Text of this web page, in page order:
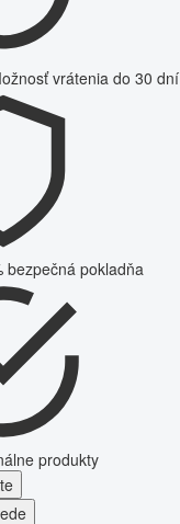
vrátenia do 30 dní
bezpečná pokladňa
produkty